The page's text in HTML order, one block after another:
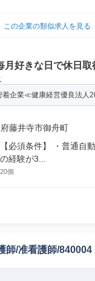
この企業の類似求人を見る
月好きな日で休日取
着企業≪健康経営優良法人
藤井寺市御舟町
必須条件】 ・普通自
経験が3...
個
師/准看護師/840004